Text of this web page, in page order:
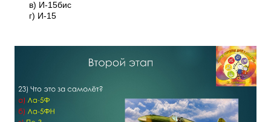
в) И-15бис
г) И-15